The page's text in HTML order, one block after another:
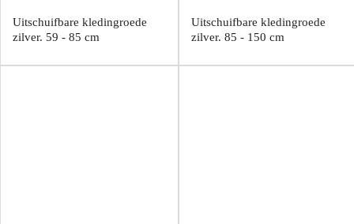
Uitschuifbare kledingroede
zilver. 59 - 85 cm
Uitschuifbare kledingroede
zilver. 85 - 150 cm